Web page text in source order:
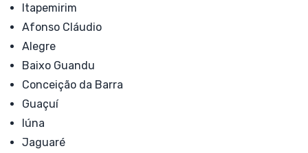
Itapemirim
Afonso Cláudio
Alegre
Baixo Guandu
Conceição da Barra
Guaçuí
Iúna
Jaguaré